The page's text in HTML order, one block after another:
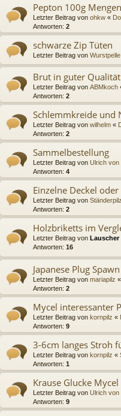
Pepton 100g Mengen
Letzter Beitrag von ohkw «
Antworten: 2
schwarze Zip Tüten
Letzter Beitrag von Wurstpelle
Brut in guter Qualität
Letzter Beitrag von ABMkoch
Antworten: 2
Schlemmkreide und
Letzter Beitrag von wilhelm «
Antworten: 2
Sammelbestellung
Letzter Beitrag von Ulrich von
Antworten: 4
Einzelne Deckel
Letzter Beitrag von Ständerpilz
Antworten: 2
Holzbriketts im
Letzter Beitrag von Lauscher
Antworten: 16
Japanese Plug
Letzter Beitrag von mariapilz «
Antworten: 2
Mycel interessanter
Letzter Beitrag von kornpilz «
Antworten: 9
3-6cm langes Stroh
Letzter Beitrag von kornpilz «
Antworten: 1
Krause Glucke Mycel
Letzter Beitrag von Ulrich von
Antworten: 9